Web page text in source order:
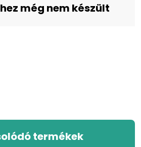
még nem készült
termékek